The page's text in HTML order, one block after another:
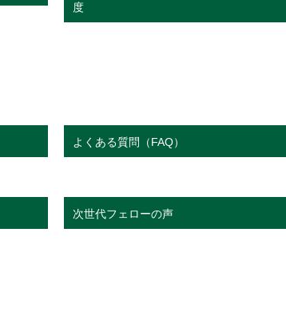
度
よくある質問（FAQ）
次世代フェローの声